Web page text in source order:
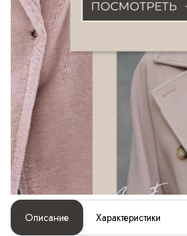
Описание Характеристики